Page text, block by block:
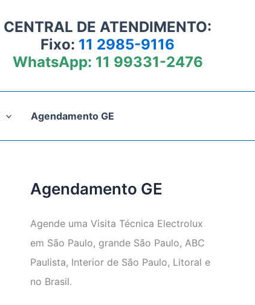
CENTRAL DE ATENDIMENTO:
Fixo: 11 2985-9116
WhatsApp: 11 99331-2476
Agendamento GE
Agendamento GE
Agende uma Visita Técnica Electrolux
em São Paulo, grande São Paulo, ABC
Paulista, Interior de São Paulo, Litoral e
no Brasil.